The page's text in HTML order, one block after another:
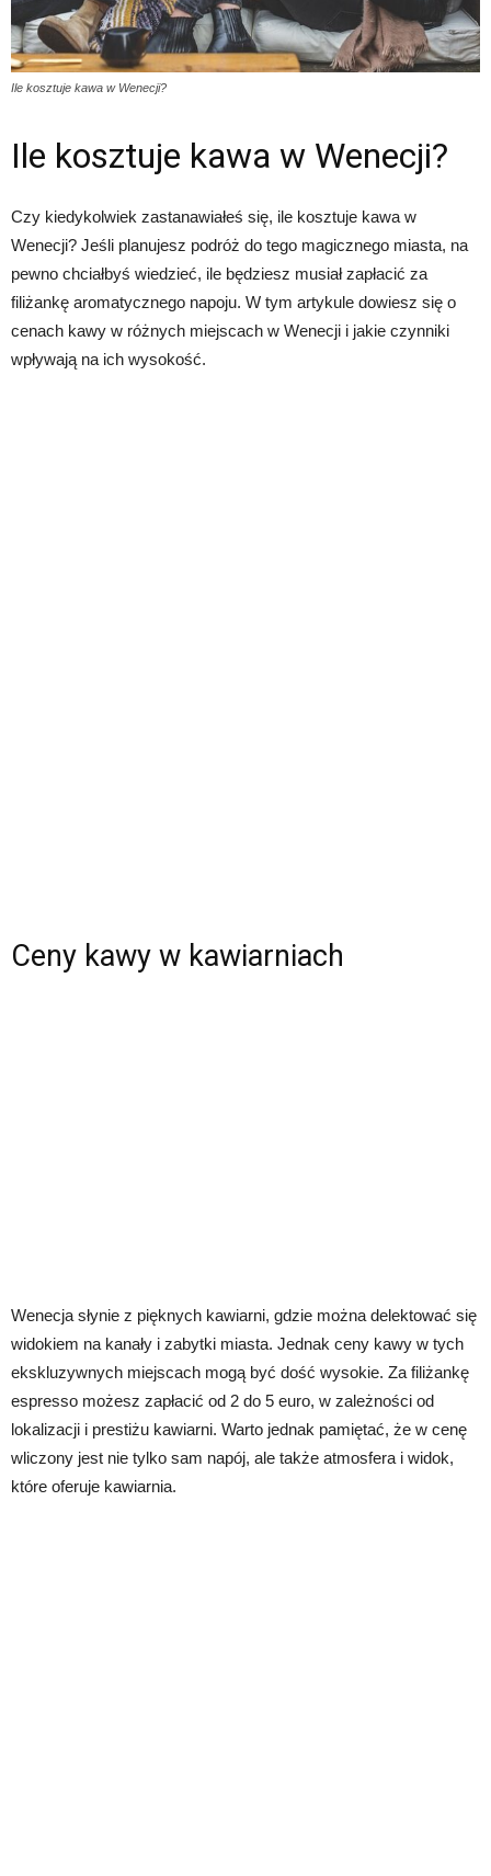
Ile kosztuje kawa w Wenecji?
Ile kosztuje kawa w Wenecji?
Czy kiedykolwiek zastanawiałeś się, ile kosztuje kawa w
Wenecji? Jeśli planujesz podróż do tego magicznego miasta, na
pewno chciałbyś wiedzieć, ile będziesz musiał zapłacić za
filiżankę aromatycznego napoju. W tym artykule dowiesz się o
cenach kawy w różnych miejscach w Wenecji i jakie czynniki
wpływają na ich wysokość.
Ceny kawy w kawiarniach
Wenecja słynie z pięknych kawiarni, gdzie można delektować się
widokiem na kanały i zabytki miasta. Jednak ceny kawy w tych
ekskluzywnych miejscach mogą być dość wysokie. Za filiżankę
espresso możesz zapłacić od 2 do 5 euro, w zależności od
lokalizacji i prestiżu kawiarni. Warto jednak pamiętać, że w cenę
wliczony jest nie tylko sam napój, ale także atmosfera i widok,
które oferuje kawiarnia.